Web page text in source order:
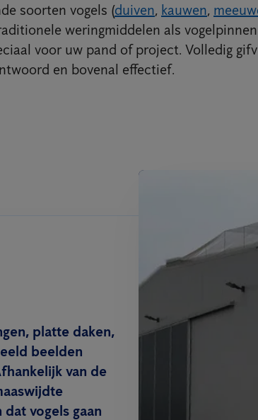
soorten vogels (duiven, kauwen,
weringmiddelen als
voor uw pand of project. Volledig
en bovenal effectief.
platte daken,
beelden
van de
vogels gaan